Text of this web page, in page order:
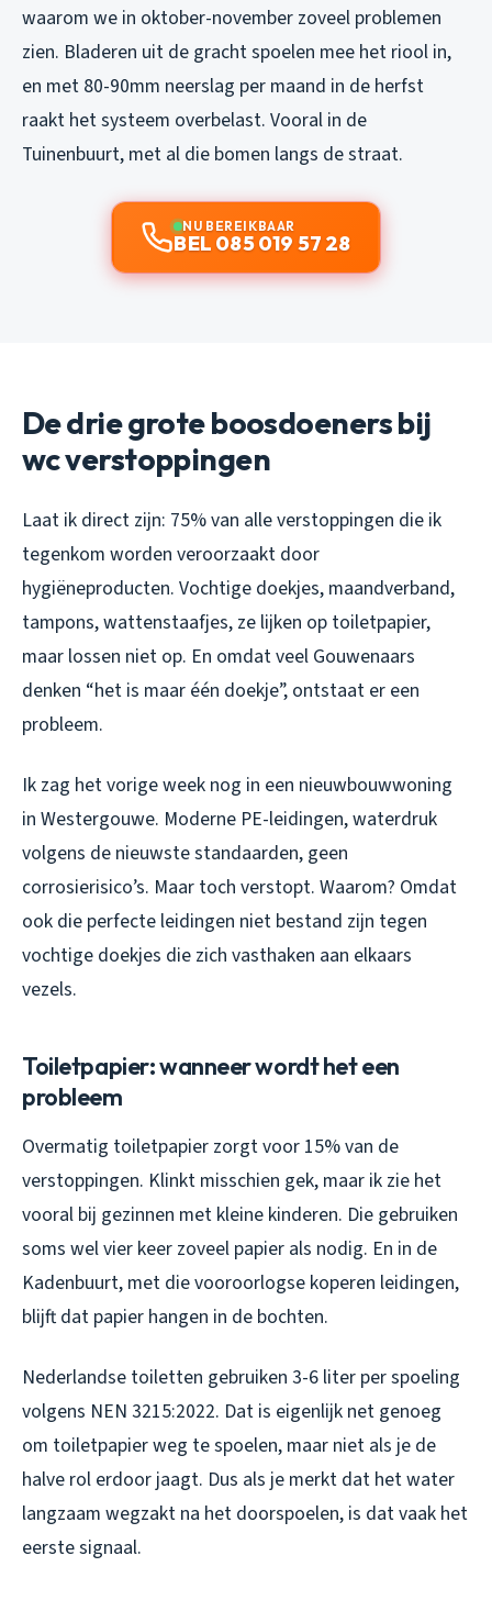
waarom we in oktober-november zoveel problemen
zien. Bladeren uit de gracht spoelen mee het riool in,
en met 80-90mm neerslag per maand in de herfst
raakt het systeem overbelast. Vooral in de
Tuinenbuurt, met al die bomen langs de straat.
NU BEREIKBAAR
BEL 085 019 57 28
De drie grote boosdoeners bij
wc verstoppingen
Laat ik direct zijn: 75% van alle verstoppingen die ik
tegenkom worden veroorzaakt door
hygiëneproducten. Vochtige doekjes, maandverband,
tampons, wattenstaafjes, ze lijken op toiletpapier,
maar lossen niet op. En omdat veel Gouwenaars
denken “het is maar één doekje”, ontstaat er een
probleem.
Ik zag het vorige week nog in een nieuwbouwwoning
in Westergouwe. Moderne PE-leidingen, waterdruk
volgens de nieuwste standaarden, geen
corrosierisico’s. Maar toch verstopt. Waarom? Omdat
ook die perfecte leidingen niet bestand zijn tegen
vochtige doekjes die zich vasthaken aan elkaars
vezels.
Toiletpapier: wanneer wordt het een
probleem
Overmatig toiletpapier zorgt voor 15% van de
verstoppingen. Klinkt misschien gek, maar ik zie het
vooral bij gezinnen met kleine kinderen. Die gebruiken
soms wel vier keer zoveel papier als nodig. En in de
Kadenbuurt, met die vooroorlogse koperen leidingen,
blijft dat papier hangen in de bochten.
Nederlandse toiletten gebruiken 3-6 liter per spoeling
volgens NEN 3215:2022. Dat is eigenlijk net genoeg
om toiletpapier weg te spoelen, maar niet als je de
halve rol erdoor jaagt. Dus als je merkt dat het water
langzaam wegzakt na het doorspoelen, is dat vaak het
eerste signaal.